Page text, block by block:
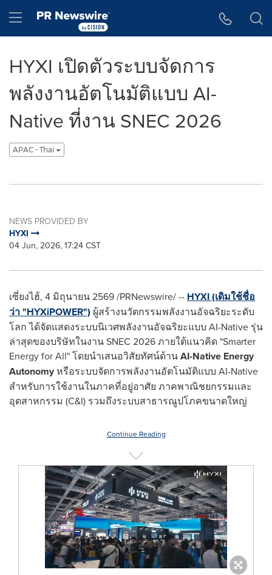
Hamburger menu
HYXI เปิดตัวระบบจัดการ
พลังงานอัตโนมัติแบบ AI-
Native ที่งาน SNEC 2026
APAC - Thai
NEWS PROVIDED BY
HYXI
04 Jun, 2026, 17:24 CST
เซี่ยงไฮ้, 4 มิถุนายน 2569 /PRNewswire/ -- HYXI (เดิมใช้ชื่อ
ว่า "HYXiPOWER") ผู้สร้างนวัตกรรมพลังงานอัจฉริยะระดับ
โลก ได้จัดแสดงระบบนิเวศพลังงานอัจฉริยะแบบ AI-Native รุ่น
ล่าสุดของบริษัทในงาน SNEC 2026 ภายใต้แนวคิด "Smarter
Energy for All" โดยนำเสนอวิสัยทัศน์ด้านAI-Native Energy
Autonomyหรือระบบจัดการพลังงานอัตโนมัติแบบ AI-Native
สำหรับการใช้งานในภาคที่อยู่อาศัย ภาคพาณิชยกรรมและ
อุตสาหกรรม (C&I) รวมถึงระบบสาธารณูปโภคขนาดใหญ่
Continue Reading